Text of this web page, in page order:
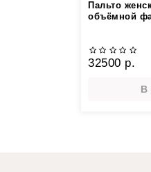
Пальто
объёмной
32500 р.
В